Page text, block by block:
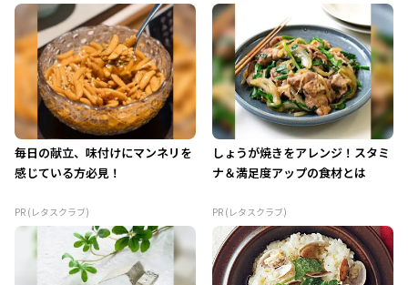
毎日の献立、味付けにマンネリを
感じている方必見！
PR (レタスクラブ)
しょうが焼きをアレンジ！スタミ
ナ＆満足度アップの食材とは
PR (レタスクラブ)